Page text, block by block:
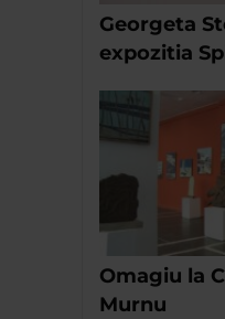
Georgeta
expozitia
Omagiu la
Murnu